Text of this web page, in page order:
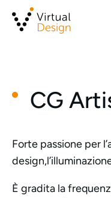
CG
Forte passione per
È gradita la